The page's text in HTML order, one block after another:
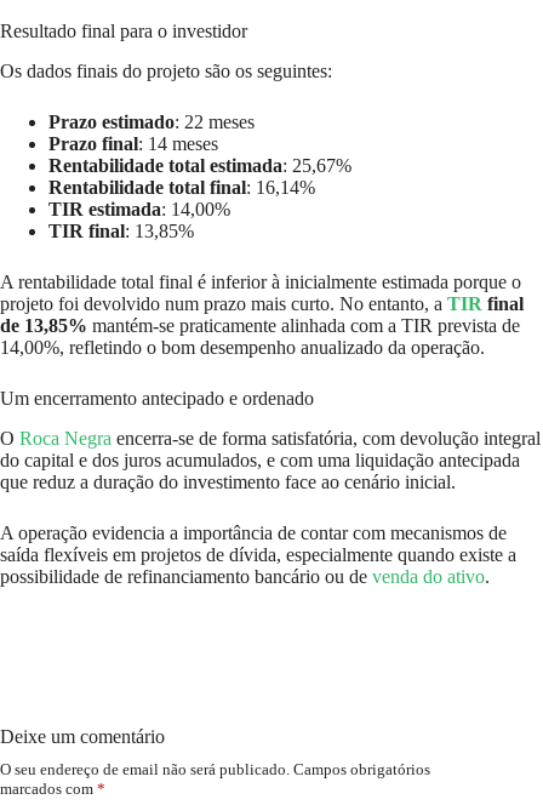
Resultado final para o investidor
Os dados finais do projeto são os seguintes:
Prazo estimado: 22 meses
Prazo final: 14 meses
Rentabilidade total estimada: 25,67%
Rentabilidade total final: 16,14%
TIR estimada: 14,00%
TIR final: 13,85%
A rentabilidade total final é inferior à inicialmente estimada porque o
projeto foi devolvido num prazo mais curto. No entanto, a TIR final
de 13,85% mantém-se praticamente alinhada com a TIR prevista de
14,00%, refletindo o bom desempenho anualizado da operação.
Um encerramento antecipado e ordenado
O Roca Negra encerra-se de forma satisfatória, com devolução integral
do capital e dos juros acumulados, e com uma liquidação antecipada
que reduz a duração do investimento face ao cenário inicial.
A operação evidencia a importância de contar com mecanismos de
saída flexíveis em projetos de dívida, especialmente quando existe a
possibilidade de refinanciamento bancário ou de venda do ativo.
Deixe um comentário
O seu endereço de email não será publicado. Campos obrigatórios
marcados com *